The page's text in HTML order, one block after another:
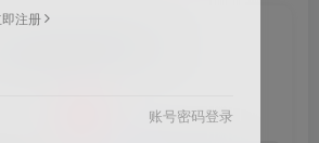
风格页面加载动画（1）
付费后查看
注册
账号密码登录